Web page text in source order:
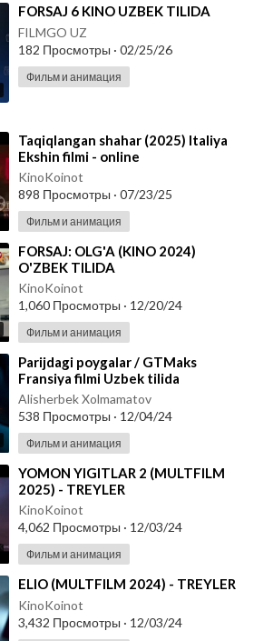
⁣FORSAJ 6 KINO UZBEK TILIDA
FILMGO UZ
182 Просмотры · 02/25/26
Фильм и анимация
⁣Taqiqlangan shahar (2025) Italiya
Ekshin filmi - online
KinoKoinot
898 Просмотры · 07/23/25
Фильм и анимация
⁣FORSAJ: OLG'A (KINO 2024)
O'ZBEK TILIDA
KinoKoinot
1,060 Просмотры · 12/20/24
Фильм и анимация
⁣Parijdagi poygalar / GTMaks
Fransiya filmi Uzbek tilida
O'zbekcha 2024 tarjima kino Full
HD
Alisherbek Xolmamatov
538 Просмотры · 12/04/24
Фильм и анимация
⁣YOMON YIGITLAR 2 (MULTFILM
2025) - TREYLER
KinoKoinot
4,062 Просмотры · 12/03/24
Фильм и анимация
⁣ELIO (MULTFILM 2024) - TREYLER
KinoKoinot
3,432 Просмотры · 12/03/24